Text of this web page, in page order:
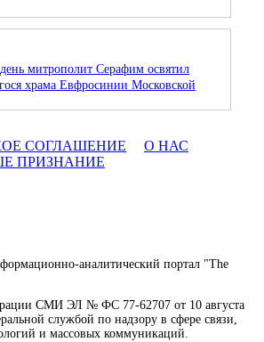
митрополит Серафим освятил
храма Евфросинии Московской
СОГЛАШЕНИЕ
О НАС
ПРИЗНАНИЕ
аналитический портал "The
СМИ ЭЛ № ФС 77-62707 от 10 августа
службой по надзору в сфере связи,
и массовых коммуникаций.